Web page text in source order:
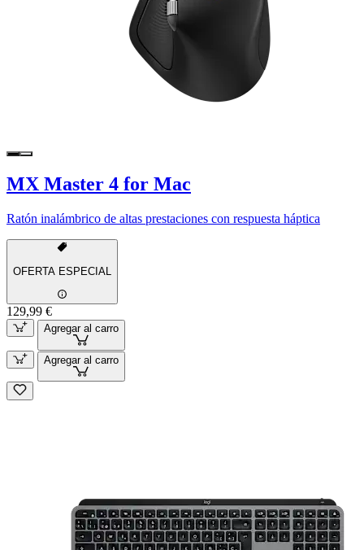
MX Master 4 for Mac
Ratón inalámbrico de altas prestaciones con respuesta háptica
OFERTA ESPECIAL
129,99 €
Agregar al carro
Agregar al carro